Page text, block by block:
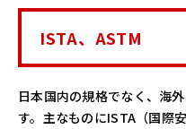
ISTA、ASTM
日本国内の規格でなく、海
す。主なものにISTA（国際